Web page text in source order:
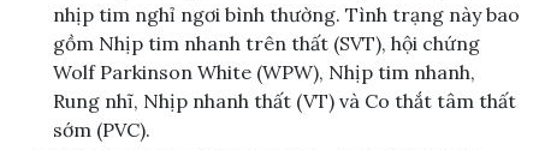
nhịp tim nghỉ ngơi bình thường. Tình trạng này bao
gồm Nhịp tim nhanh trên thất (SVT), hội chứng
Wolf Parkinson White (WPW), Nhịp tim nhanh,
Rung nhĩ, Nhịp nhanh thất (VT) và Co thắt tâm thất
sớm (PVC).